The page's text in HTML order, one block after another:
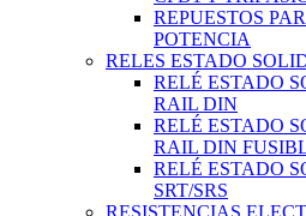
REPUESTOS
POTENCIA
RELES ESTADO
RELÉ ESTADO
RAIL DIN
RELÉ ESTADO
RAIL DIN
RELÉ ESTADO
SRT/SRS
RESISTENCIAS